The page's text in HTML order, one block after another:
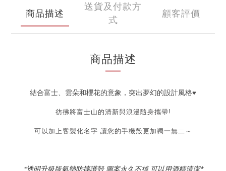
商品描述
送貨及付款方
式
顧客評價
商品描述
結合富士、雲朵和櫻花的意象，突出夢幻的設計風格♥
彷彿將富士山的清新與浪漫隨身攜帶!
可以加上客製化名字 讓您的手機殼更加獨一無二～
*透明升級版氣墊防摔護殻 圖案永久不掉 可以用酒精清潔*